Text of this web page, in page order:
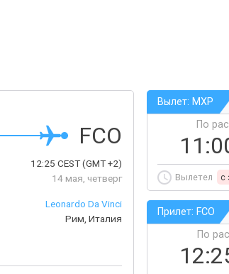
FCO
12:25 CEST(GMT +2)
14 мая, четверг
Leonardo Da Vinci
Рим, Италия
Вылет: MXP
По
Вылетел c
Прилет: FCO
По